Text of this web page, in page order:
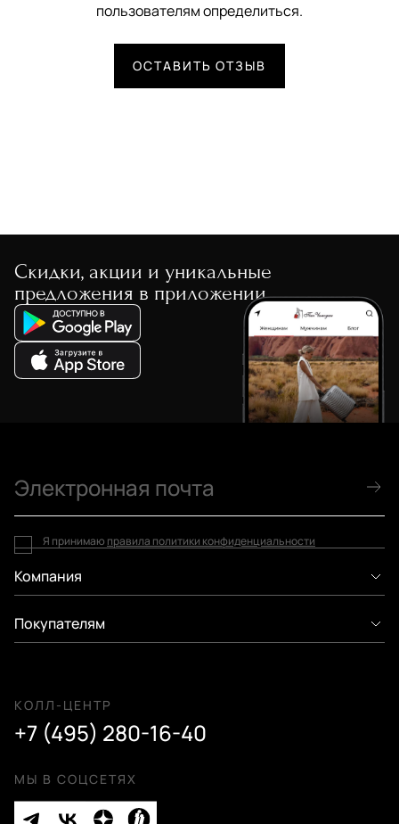
пользователям определиться.
ОСТАВИТЬ ОТЗЫВ
Скидки, акции и уникальные
предложения в приложении
Компания
Покупателям
КОЛЛ-ЦЕНТР
+7 (495) 280-16-40
МЫ В СОЦСЕТЯХ
Я принимаю правила политики конфиденциальности